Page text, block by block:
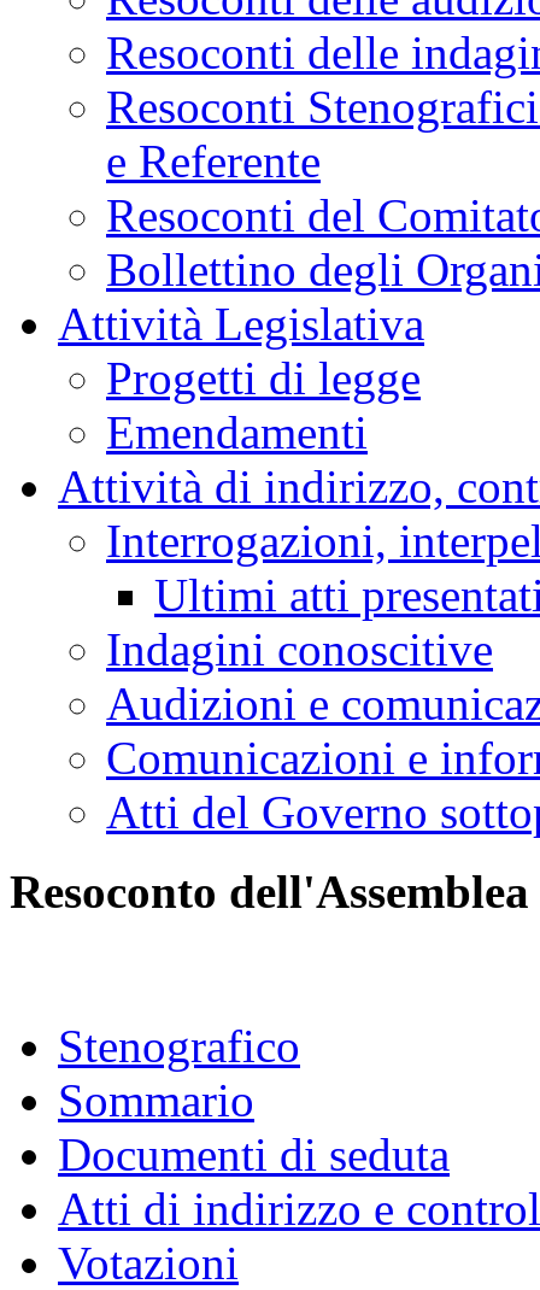
Resoconti delle
Resoconti
e Referente
Resoconti del
Bollettino degli
Attività Legislativa
Progetti di legge
Emendamenti
Attività di indirizzo,
Interrogazioni,
Ultimi atti
Indagini conoscitive
Audizioni e
Comunicazioni e
Atti del Governo
Resoconto dell'Assemblea
Stenografico
Sommario
Documenti di seduta
Atti di indirizzo e
Votazioni